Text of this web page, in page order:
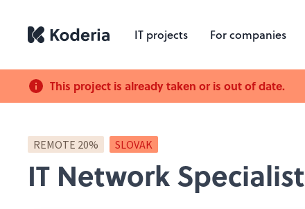
IT projects For companies
This project is already taken or is out of date.
REMOTE 20% SLOVAK
IT Network Specialist